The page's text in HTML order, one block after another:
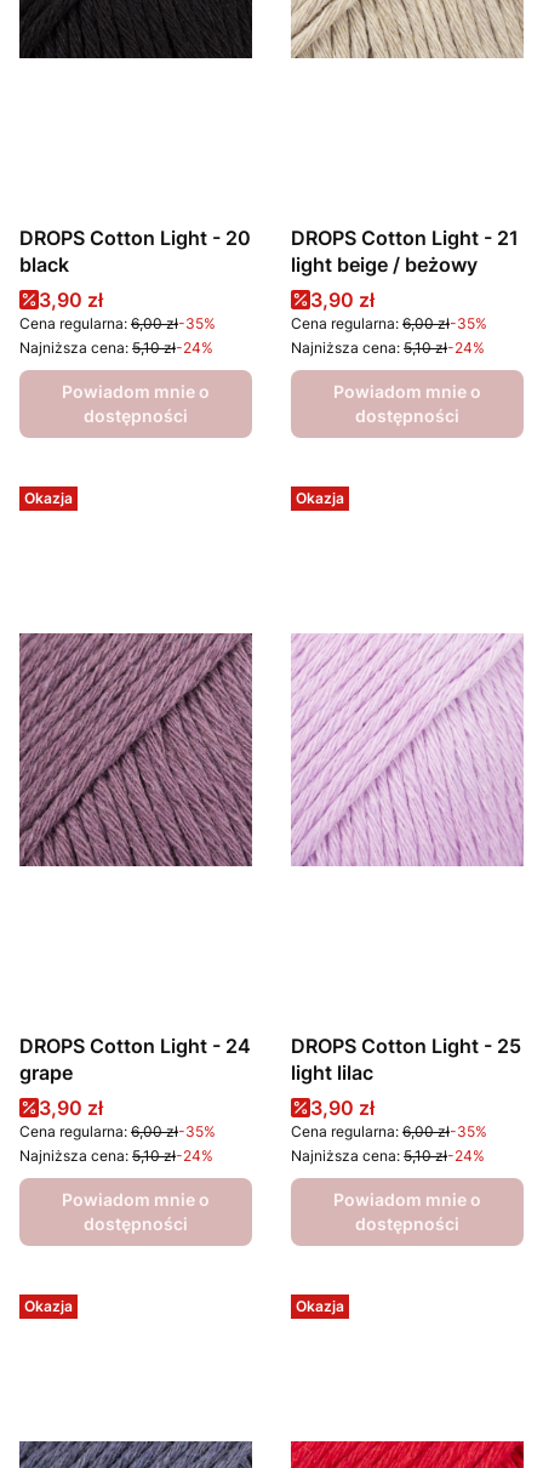
DROPS Cotton Light - 20
black
Cena promocyjna
3,90 zł
Cena regularna: 6,00 zł-35%
Najniższa cena: 5,10 zł-24%
Powiadom mnie o
dostępności
DROPS Cotton Light - 21
light beige / beżowy
Cena promocyjna
3,90 zł
Cena regularna: 6,00 zł-35%
Najniższa cena: 5,10 zł-24%
Powiadom mnie o
dostępności
Okazja
DROPS Cotton Light - 24
grape
Cena promocyjna
3,90 zł
Cena regularna: 6,00 zł-35%
Najniższa cena: 5,10 zł-24%
Powiadom mnie o
dostępności
Okazja
DROPS Cotton Light - 25
light lilac
Cena promocyjna
3,90 zł
Cena regularna: 6,00 zł-35%
Najniższa cena: 5,10 zł-24%
Powiadom mnie o
dostępności
Okazja Okazja